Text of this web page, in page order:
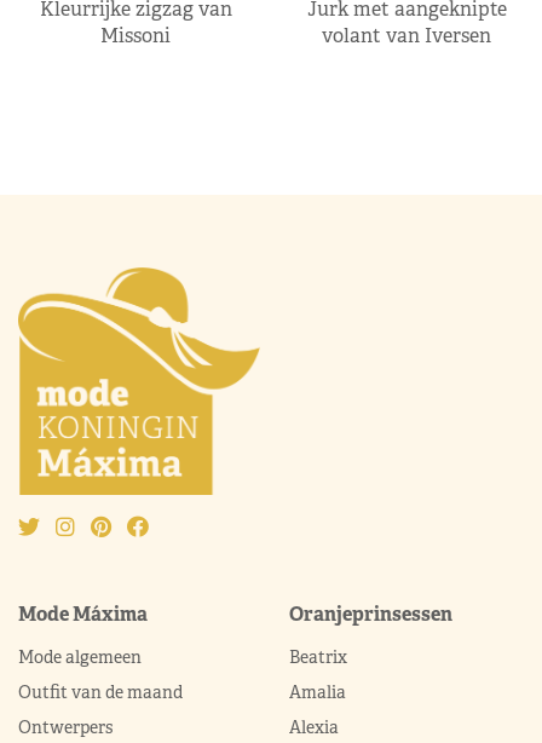
Kleurrijke zigzag van
Missoni
Jurk met aangeknipte
volant van Iversen
Mode Máxima
Mode algemeen
Outfit van de maand
Ontwerpers
Oranjeprinsessen
Beatrix
Amalia
Alexia